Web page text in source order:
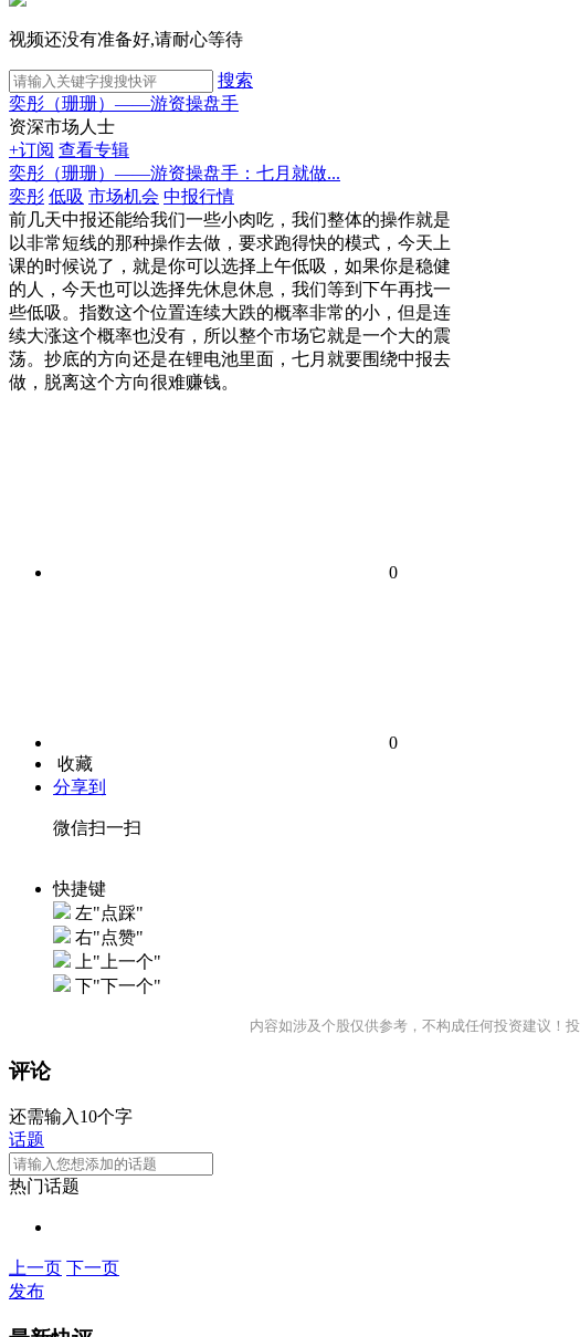
视频还没有准备好,请耐心等待
搜索
奕彤（珊珊）——游资操盘手
资深市场人士
+订阅 查看专辑
奕彤（珊珊）——游资操盘手：七月就做...
奕彤 低吸 市场机会 中报行情
前几天中报还能给我们一些小肉吃，我们整体的操作就是
以非常短线的那种操作去做，要求跑得快的模式，今天上
课的时候说了，就是你可以选择上午低吸，如果你是稳健
的人，今天也可以选择先休息休息，我们等到下午再找一
些低吸。指数这个位置连续大跌的概率非常的小，但是连
续大涨这个概率也没有，所以整个市场它就是一个大的震
荡。抄底的方向还是在锂电池里面，七月就要围绕中报去
做，脱离这个方向很难赚钱。
0
0
收藏
分享到
微信扫一扫
快捷键
左"点踩"
右"点赞"
上"上一个"
下"下一个"
内容如涉及个股仅供参考，不构成任何投资建议！
评论
还需输入10个字
话题
热门话题
上一页 下一页
发布